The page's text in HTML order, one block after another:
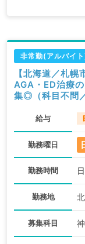
非常勤(アルバイ
【北海道／札
AGA・ED治療
集◎（科目不問
給与
勤務曜日
勤務時間
勤務地
募集科目